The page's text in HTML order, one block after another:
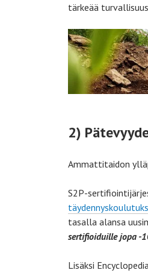
tärkeää
2)
Ammattitaidon
S2P-
tasalla alansa
sertifioiduille jopa -
Lisäksi